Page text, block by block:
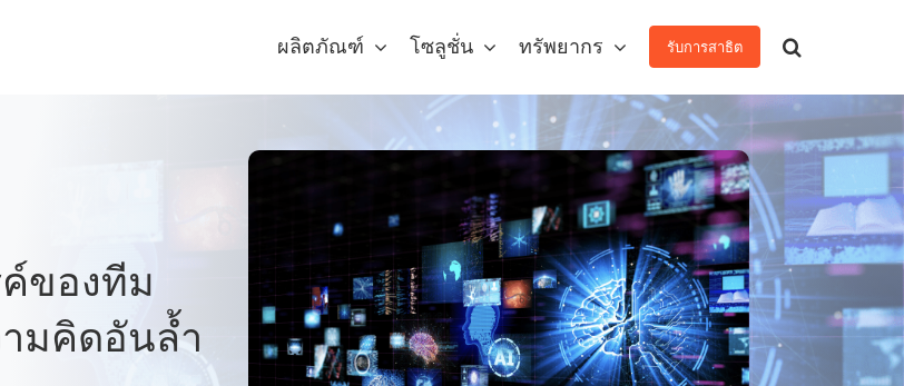
ผลิตภัณฑ์ โซลูชั่น ทรัพยากร รับการสาธิต
ของทีม
มคิดอันล้ำ